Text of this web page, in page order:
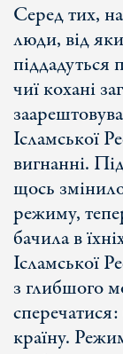
Серед тих,
люди, від
піддадуться
чиї кохані
Ісламської
вигнанні.
щось
режиму,
бачила в
Ісламської
з глибшого
країну.